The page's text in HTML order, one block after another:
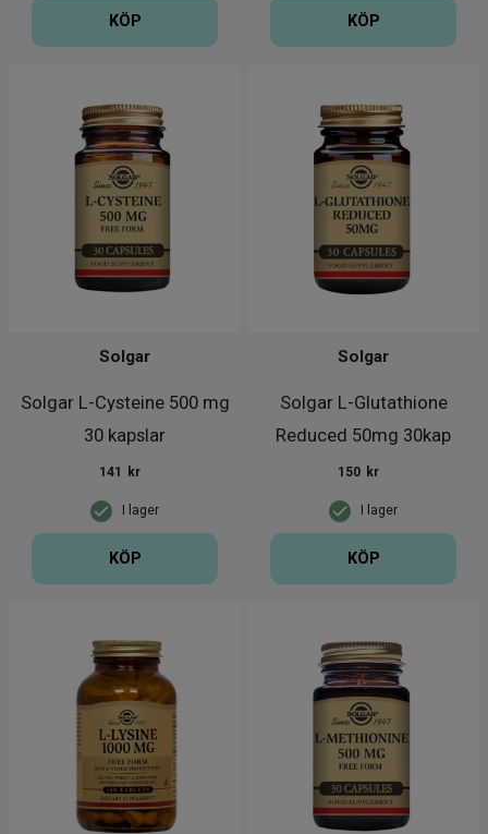
KÖP KÖP
Solgar L-Cysteine 500 mg
30 kapslar
Solgar
I lager
141 kr
KÖP
Solgar L-Glutathione
Reduced 50mg 30kap
Solgar
I lager
150 kr
KÖP